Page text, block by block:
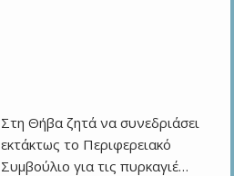
Στη Θήβα ζητά να συνεδριάσει
εκτάκτως το Περιφερειακό
Συμβούλιο για τις πυρκαγιέ…